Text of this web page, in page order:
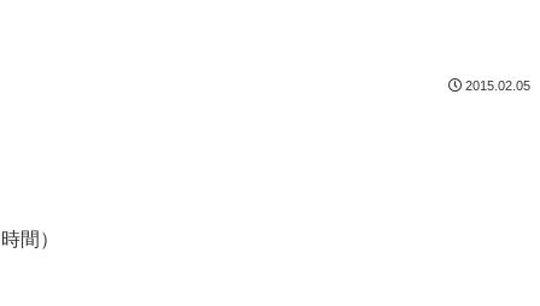
2015.02.05
間）